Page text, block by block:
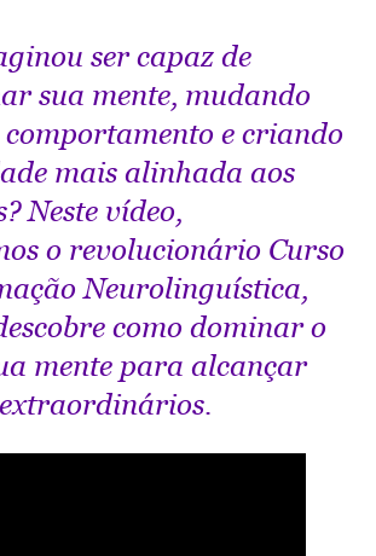
ser capaz de
sua mente, mudando
comportamento e criando
mais alinhada aos
Neste vídeo,
o revolucionário Curso
Neurolinguística,
como dominar o
mente para alcançar